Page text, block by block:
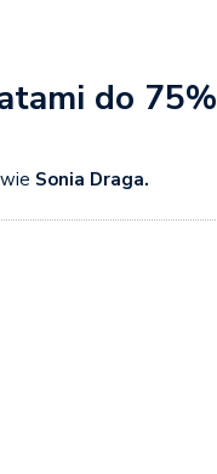
do 75%
Sonia Draga.